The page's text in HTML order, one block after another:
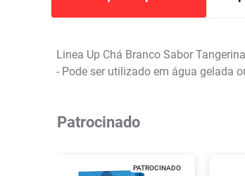
Linea Up Chá Branco Sabor
- Pode ser utilizado em água gelada
Patrocinado
PATROCINADO